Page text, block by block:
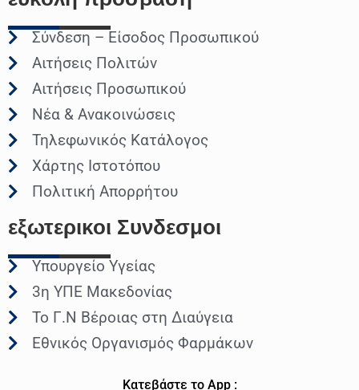
Σύνδεση – Είσοδος Προσωπικού
Αιτήσεις Πολιτών
Αιτήσεις Προσωπικού
Νέα & Ανακοινώσεις
Τηλεφωνικός Κατάλογος
Χάρτης Ιστοτόπου
Πολιτική Απορρήτου
εξωτερικοι Συνδεσμοι
Υπουργείο Υγείας
3η ΥΠΕ Μακεδονίας
Το Γ.Ν Βέροιας στη Διαύγεια
Εθνικός Οργανισμός Φαρμάκων
Κατεβάστε το App :